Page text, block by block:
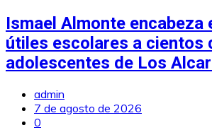
Ismael Almonte encabeza
útiles escolares a cientos
adolescentes de Los
admin
7 de agosto de 2026
0